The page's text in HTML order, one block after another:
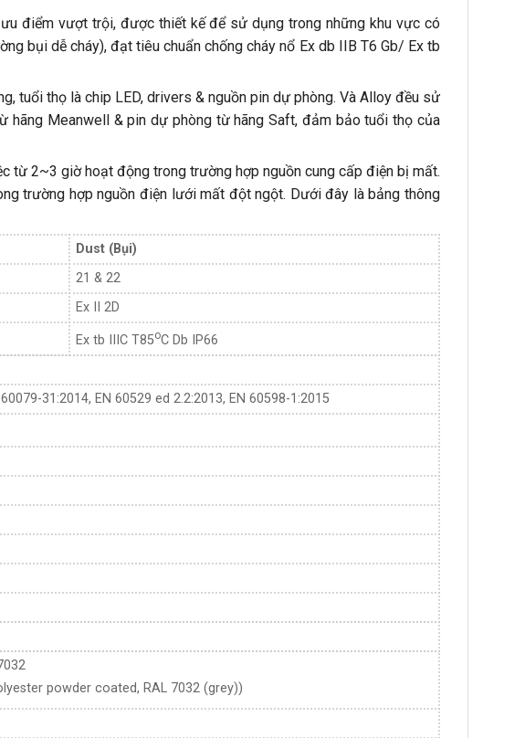
điểm vượt trội, được thiết kế để sử dụng trong những khu vực có
bụi dễ cháy), đạt tiêu chuẩn chống cháy nổ Ex db IIB T6 Gb/ Ex tb
tuổi thọ là chip LED, drivers & nguồn pin dự phòng. Và Alloy đều sử
hãng Meanwell & pin dự phòng từ hãng Saft, đảm bảo tuổi thọ của
từ 2~3 giờ hoạt động trong trường hợp nguồn cung cấp điện bị mất.
trường hợp nguồn điện lưới mất đột ngột. Dưới đây là bảng thông
Dust (Bụi)
21 & 22
Ex II 2D
Ex tb IIIC T85oC Db IP66
31:2014, EN 60529 ed 2.2:2013, EN 60598-1:2015
powder coated, RAL 7032 (grey))